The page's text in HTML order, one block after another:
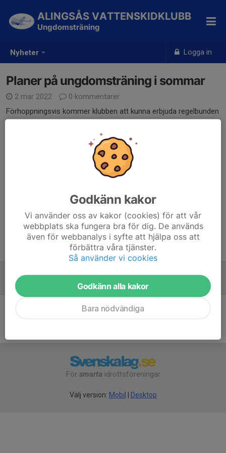
Nyheter Logga in
ALINGSÅS VATTENSKIDKLUBB
Ungdomsträning
Planer på ungdomsträning i sommar
2 mar 2022
0 kommentarer
Förhoppningsvis kommer klubben att kunna erbjuda regelbunden
ungdomsträning i sommar. Mer information kommer :)
Tidigare nyheter
Planer på ungdomsträning i sommar
0
För smarta idrottsföreningar
Välj version: Mobil | Desktop
Godkänn kakor
Vi använder oss av kakor (cookies) för att vår
webbplats ska fungera bra för dig. De används
även för webbanalys i syfte att hjälpa oss att
förbättra våra tjänster.
Så använder vi cookies
Godkänn alla kakor
Bara nödvändiga